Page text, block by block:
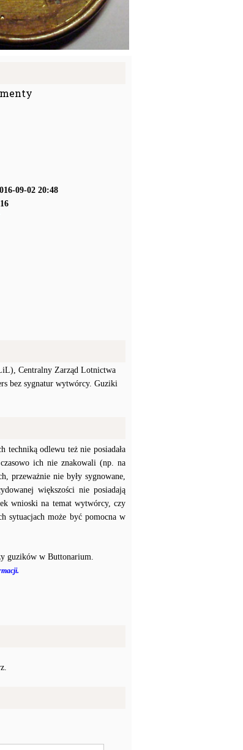
09-02 20:48
Centralny Zarząd Lotnictwa
bez sygnatur wytwórcy. Guziki
techniką odlewu też nie posiadała
ich nie znakowali (np. na
przeważnie nie były sygnowane,
większości nie posiadają
wnioski na temat wytwórcy, czy
sytuacjach może być pomocna w
guzików w Buttonarium.